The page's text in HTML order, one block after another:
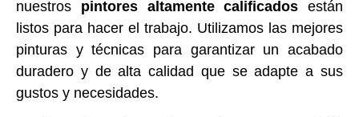
nuestros pintores altamente calificados están
listos para hacer el trabajo. Utilizamos las mejores
pinturas y técnicas para garantizar un acabado
duradero y de alta calidad que se adapte a sus
gustos y necesidades.